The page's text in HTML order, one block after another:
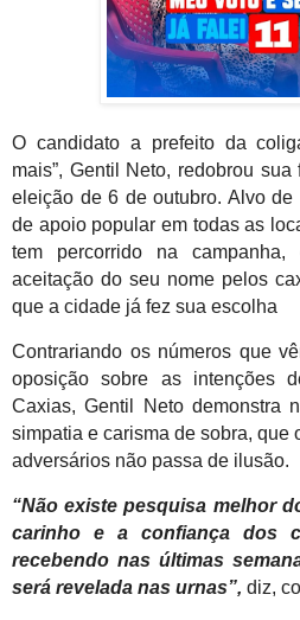
O candidato a prefeito da
mais”, Gentil Neto, redobrou
eleição de 6 de outubro. Alvo de
de apoio popular em todas as
tem percorrido na
aceitação do seu nome pelos
que a cidade já fez sua escolha
Contrariando os números que
oposição sobre as intenções
Caxias, Gentil Neto demonstra
simpatia e carisma de sobra, que
adversários não passa de ilusão.
“Não existe pesquisa melhor
carinho e a confiança dos
recebendo nas últimas
será revelada nas urnas”, diz,